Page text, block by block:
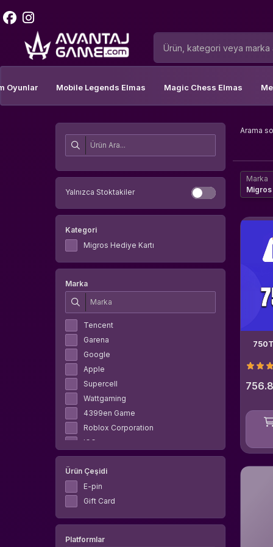
Oyunlar Mobile Legends Elmas Magic Chess Elmas
Yalnızca Stoktakiler
Kategori
Migros Hediye Kartı
Marka
Tencent
Garena
Google
Apple
Supercell
Wattgaming
4399en Game
Roblox Corporation
IGG
Apex Legends
Valve Corporation
Diablo
GeForce
Gameforge
Ürün Çeşidi
E-pin
Gift Card
Platformlar
Arama
Marka
Migros